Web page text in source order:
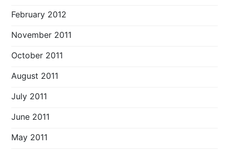
February 2012
November 2011
October 2011
August 2011
July 2011
June 2011
May 2011